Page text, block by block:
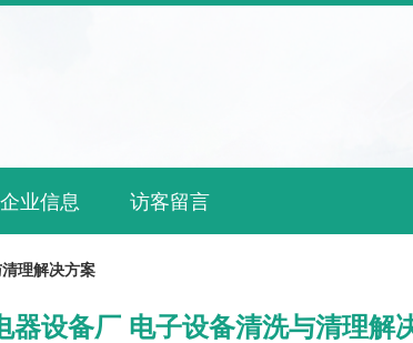
企业信息 访客留言
理解决方案
器设备厂 电子设备清洗与清理解